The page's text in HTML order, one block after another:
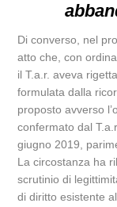
Di converso, nel
atto che, con
il T.a.r. aveva
formulata dalla
proposto avverso
confermato dal
giugno 2019,
La circostanza ha
scrutinio di
di diritto esistente